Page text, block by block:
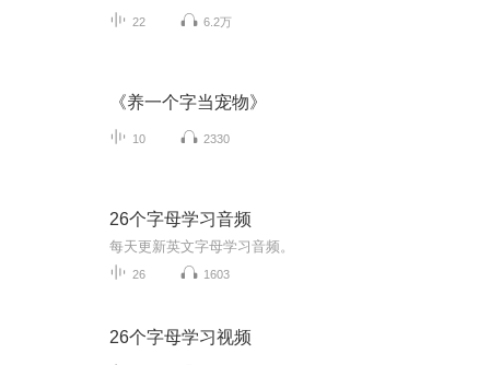
22 6.2万
《养一个字当宠物》
10 2330
26个字母学习音频
每天更新英文字母学习音频。
26 1603
26个字母学习视频